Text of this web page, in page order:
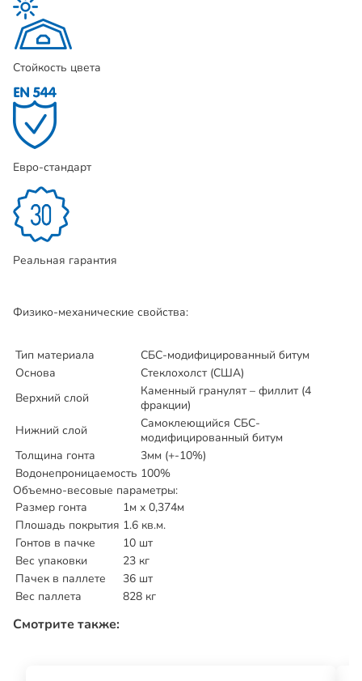
Стойкость цвета
Евро-стандарт
Реальная гарантия
Физико-механические свойства:
Тип материала
СБС-модифицированный битум
Основа
Стеклохолст (США)
Верхний слой
Каменный гранулят – филлит (4
фракции)
Нижний слой
Самоклеющийся СБС-
модифицированный битум
Толщина гонта
3мм (+-10%)
Водонепроницаемость 100%
Объемно-весовые параметры:
Размер гонта
1м х 0,374м
Плошадь покрытия 1.6 кв.м.
Гонтов в пачке
10 шт
Вес упаковки
23 кг
Пачек в паллете
36 шт
Вес паллета
828 кг
Смотрите также: